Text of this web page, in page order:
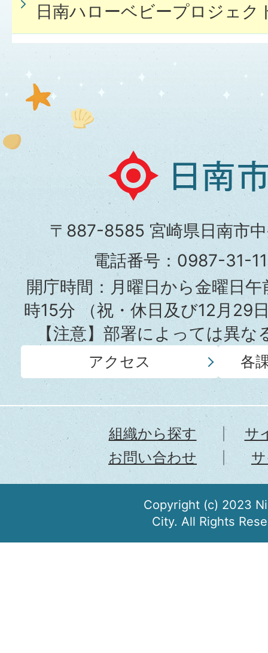
日南ハローベビープロジェク
日
南
市
役
所
〒887-8585 宮崎県日南市
電話番号：0987-31-
開庁時間：月曜日から金曜日
時15分（祝・休日及び12月29
【注意】部署によっては異
アクセス 各
組織から探す
サ
お問い合わせ
Copyright (c) 2023
City. All Rights